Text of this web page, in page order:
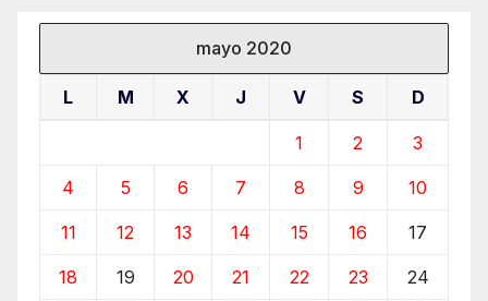
mayo 2020
L M X J V S D
1 2 3
4 5 6 7 8 9 10
11 12 13 14 15 16 17
18 19 20 21 22 23 24